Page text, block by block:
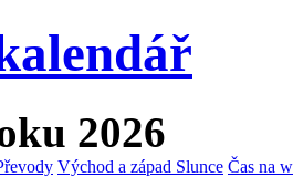
2026
Východ a západ Slunce Čas na